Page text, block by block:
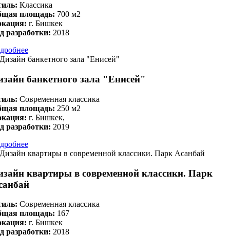
Классика
площадь: 700 м2
г. Бишкек
разработки: 2018
банкетного зала "Енисей"
Современная классика
площадь: 250 м2
г. Бишкек,
разработки: 2019
квартиры в современной классики. Парк
Современная классика
площадь: 167
г. Бишкек
разработки: 2018